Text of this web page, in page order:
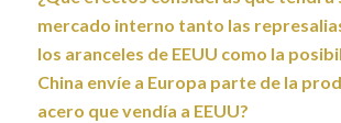
mercado interno tanto las
los aranceles de EEUU como la
China envíe a Europa parte de la
acero que vendía a EEUU?